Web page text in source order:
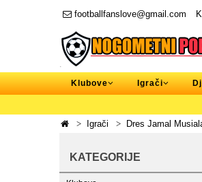
footballfanslove@gmail.com
Klubove Igrači
Igrači Dres Jamal
KATEGORIJE